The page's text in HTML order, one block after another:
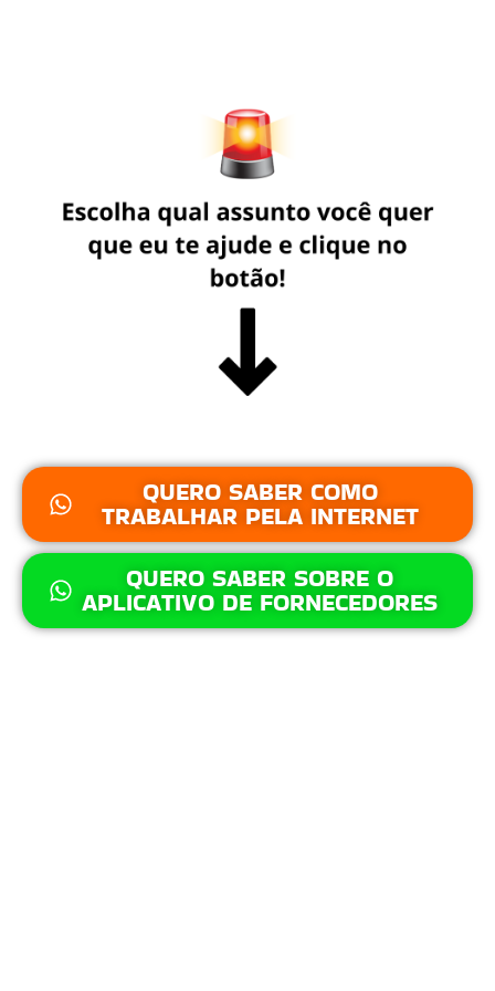
QUERO SABER COMO
TRABALHAR PELA INTERNET
QUERO SABER SOBRE O
APLICATIVO DE FORNECEDORES